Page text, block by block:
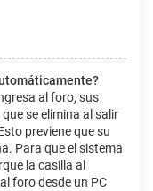
al foro, sus
se elimina al salir
previene que su
Para que el sistema
la casilla al
foro desde un PC